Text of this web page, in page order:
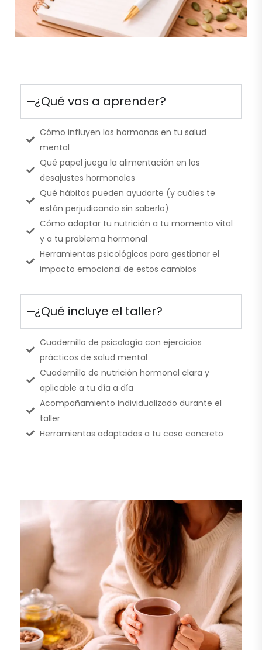
¿Qué vas a aprender?
Cómo influyen las hormonas en tu salud
mental
Qué papel juega la alimentación en los
desajustes hormonales
Qué hábitos pueden ayudarte (y cuáles te
están perjudicando sin saberlo)
Cómo adaptar tu nutrición a tu momento vital
y a tu problema hormonal
Herramientas psicológicas para gestionar el
impacto emocional de estos cambios
¿Qué incluye el taller?
Cuadernillo de psicología con ejercicios
prácticos de salud mental
Cuadernillo de nutrición hormonal clara y
aplicable a tu día a día
Acompañamiento individualizado durante el
taller
Herramientas adaptadas a tu caso concreto